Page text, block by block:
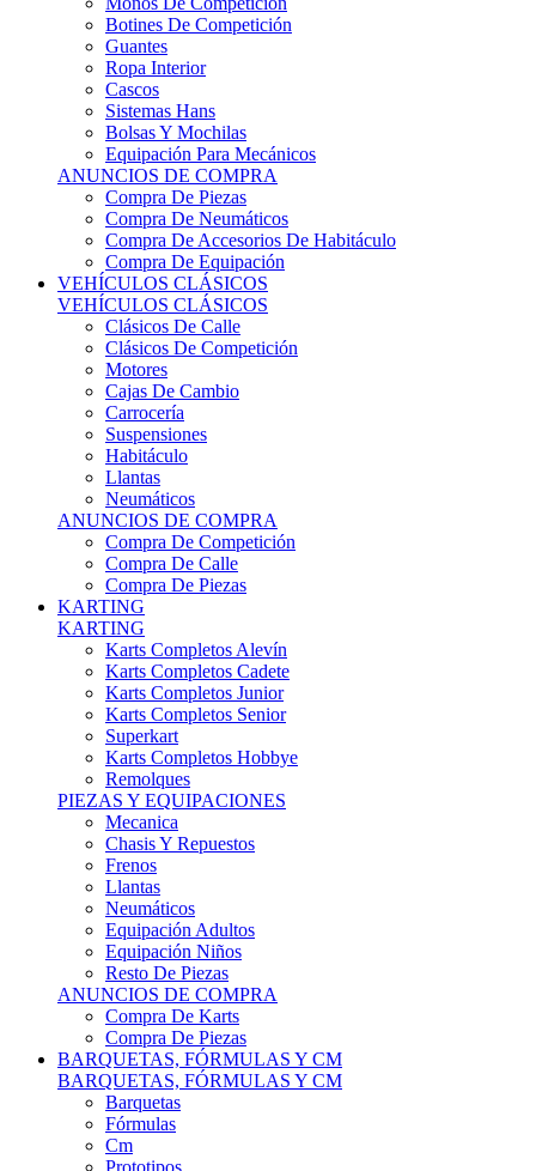
Botines De Competición
Guantes
Ropa Interior
Cascos
Sistemas Hans
Bolsas Y Mochilas
Equipación Para Mecánicos
ANUNCIOS DE COMPRA
Compra De Piezas
Compra De Neumáticos
Compra De Accesorios De Habitáculo
Compra De Equipación
VEHÍCULOS CLÁSICOS
VEHÍCULOS CLÁSICOS
Clásicos De Calle
Clásicos De Competición
Motores
Cajas De Cambio
Carrocería
Suspensiones
Habitáculo
Llantas
Neumáticos
ANUNCIOS DE COMPRA
Compra De Competición
Compra De Calle
Compra De Piezas
KARTING
KARTING
Karts Completos Alevín
Karts Completos Cadete
Karts Completos Junior
Karts Completos Senior
Superkart
Karts Completos Hobbye
Remolques
PIEZAS Y EQUIPACIONES
Mecanica
Chasis Y Repuestos
Frenos
Llantas
Neumáticos
Equipación Adultos
Equipación Niños
Resto De Piezas
ANUNCIOS DE COMPRA
Compra De Karts
Compra De Piezas
BARQUETAS, FÓRMULAS Y CM
BARQUETAS, FÓRMULAS Y CM
Barquetas
Fórmulas
Cm
Prototipos